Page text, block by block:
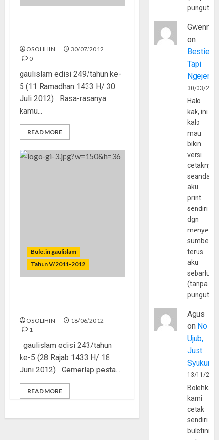
OSOLIHIN
30/07/2012
0
gaulislam edisi 249/tahun ke-
5 (11 Ramadhan 1433 H/ 30
Juli 2012) Rasa-rasanya
kamu...
READ MORE
Buletin gaulislam
Tahun V/2011-2012
OSOLIHIN
18/06/2012
1
gaulislam edisi 243/tahun
ke-5 (28 Rajab 1433 H/ 18
Juni 2012) Gemerlap pesta...
READ MORE
Gwenny
on
Bestie
Tapi
30/03/
Halo
kak, ini
kalo
mau
bikin
versi
cetaknya
aku
print
sendiri
dgn
sumber
terus
aku
(tanpa
Agus
on No
Ujub,
Just
Syukur
13/11/
Bolehkah
kami
cetak
sendiri